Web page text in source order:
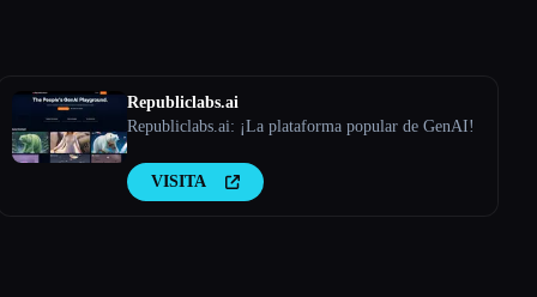
Republiclabs.ai
Republiclabs.ai: ¡La plataforma popular de GenAI!
VISITA